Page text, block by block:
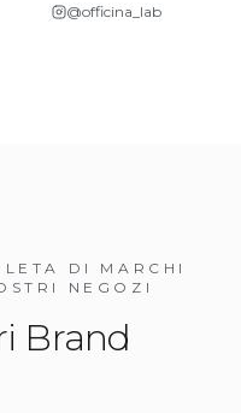
@officina_lab
DI MARCHI
NEGOZI
Brand